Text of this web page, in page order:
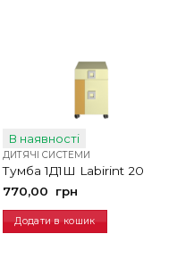
В наявності
ДИТЯЧІ СИСТЕМИ
Тумба 1Д1Ш Labirint 20
770,00
грн
Додати в кошик